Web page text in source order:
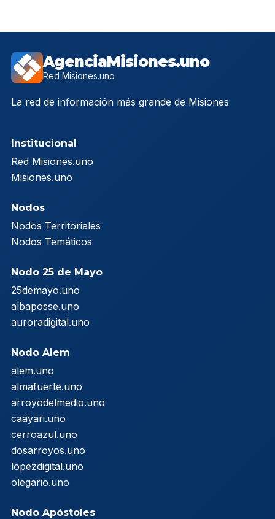
AgenciaMisiones.uno
Red Misiones.uno
La red de información más grande de Misiones
Institucional
Red Misiones.uno
Misiones.uno
Nodos
Nodos Territoriales
Nodos Temáticos
Nodo 25 de Mayo
25demayo.uno
albaposse.uno
auroradigital.uno
Nodo Alem
alem.uno
almafuerte.uno
arroyodelmedio.uno
caayari.uno
cerroazul.uno
dosarroyos.uno
lopezdigital.uno
olegario.uno
Nodo Apóstoles